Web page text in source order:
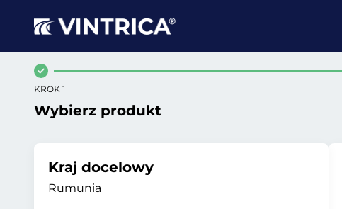
KROK 1
Wybierz produkt
Kraj docelowy
Rumunia